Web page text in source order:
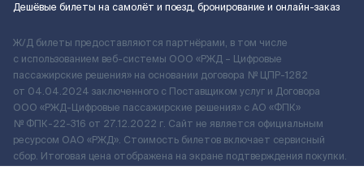
Дешёвые билеты на самолёт и поезд, бронирование и онлайн-заказ
Ж/Д билеты предоставляются партнёрами, в том числе
с использованием веб-системы ООО «РЖД – Цифровые
пассажирские решения» на основании договора № ЦПР-1282
от 04.04.2024 заключенного с Поставщиком услуг и Договора
ООО «РЖД-Цифровые пассажирские решения» c АО «ФПК»
№ ФПК-22-316 от 27.12.2022 г. Сайт не является официальным
ресурсом ОАО «РЖД». Стоимость билетов включает сервисный
сбор. Итоговая цена отображена на экране подтверждения покупки.